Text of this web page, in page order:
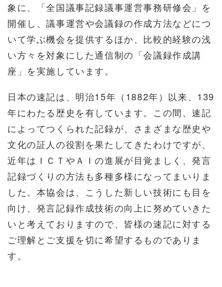
象に、「全国議事記録議事運営事務研修会」を
開催し、議事運営や会議録の作成方法などにつ
いて学ぶ機会を提供するほか、比較的経験の浅
い方々を対象にした通信制の「会議録作成講
座」を実施しています。
日本の速記は、明治15年（1882年）以来、139
年にわたる歴史を有しています。この間、速記
によってつくられた記録が、さまざまな歴史や
文化の証人の役割を果たしてきたわけですが、
近年はＩＣＴやＡＩの進展が目覚ましく、発言
記録づくりの方法も多種多様になってまいりま
した。本協会は、こうした新しい技術にも目を
向け、発言記録作成技術の向上に努めていきた
いと考えておりますので、皆様の速記に対する
ご理解とご支援を切に希望するものでありま
す。